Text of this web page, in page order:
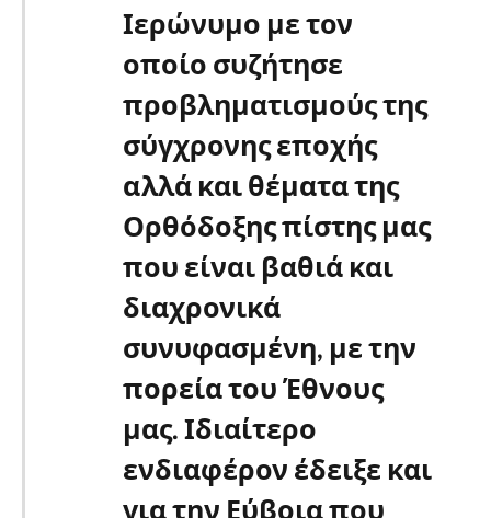
Ιερώνυμο με τον
οποίο συζήτησε
προβληματισμούς της
σύγχρονης εποχής
αλλά και θέματα της
Ορθόδοξης πίστης μας
που είναι βαθιά και
διαχρονικά
συνυφασμένη, με την
πορεία του Έθνους
μας. Ιδιαίτερο
ενδιαφέρον έδειξε και
για την Εύβοια που